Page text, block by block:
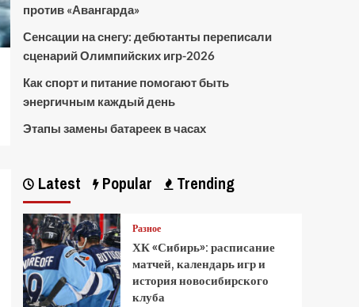
против «Авангарда»
Сенсации на снегу: дебютанты переписали
сценарий Олимпийских игр-2026
Как спорт и питание помогают быть
энергичным каждый день
Этапы замены батареек в часах
Latest Popular Trending
Разное
ХК «Сибирь»: расписание
матчей, календарь игр и
история новосибирского
клуба